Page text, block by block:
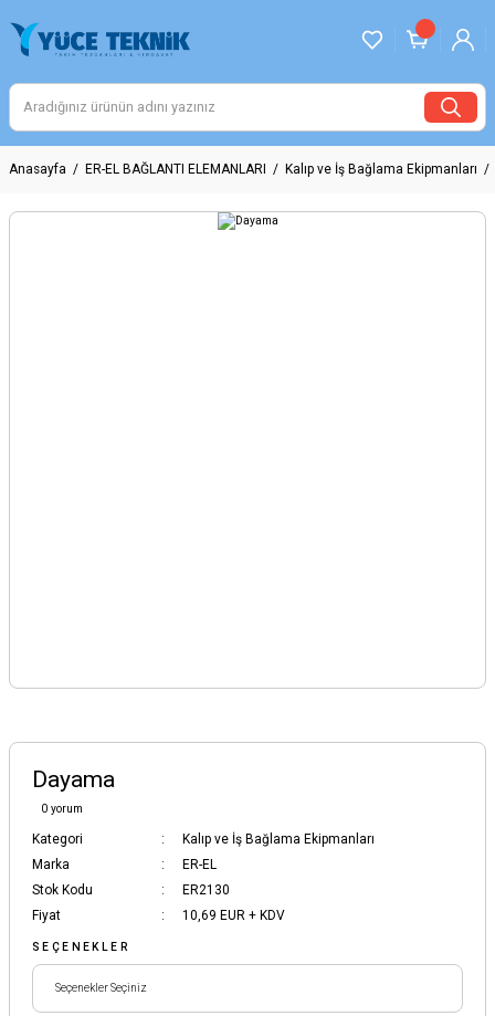
Anasayfa ER-EL BAĞLANTI ELEMANLARI Kalıp ve İş Bağlama Ekipmanları
Dayama
0 yorum
Kategori
Kalıp ve İş Bağlama Ekipmanları
Marka
ER-EL
Stok Kodu
ER2130
Fiyat
10,69 EUR + KDV
SEÇENEKLER